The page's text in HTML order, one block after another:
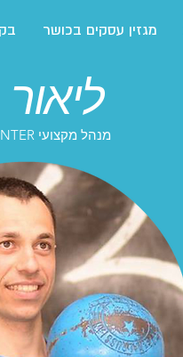
מגזין עסקים בכושר
מנהל מקצועי TRAINING CENTER